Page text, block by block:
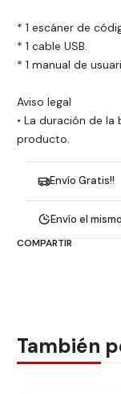
* 1 escáner de
* 1 cable USB.
* 1 manual de
Aviso legal
• La duración de
producto.
Envío Gratis!!
Envío el
COMPARTIR
También